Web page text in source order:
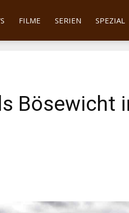
FILME SERIEN SPEZIAL
Bösewicht